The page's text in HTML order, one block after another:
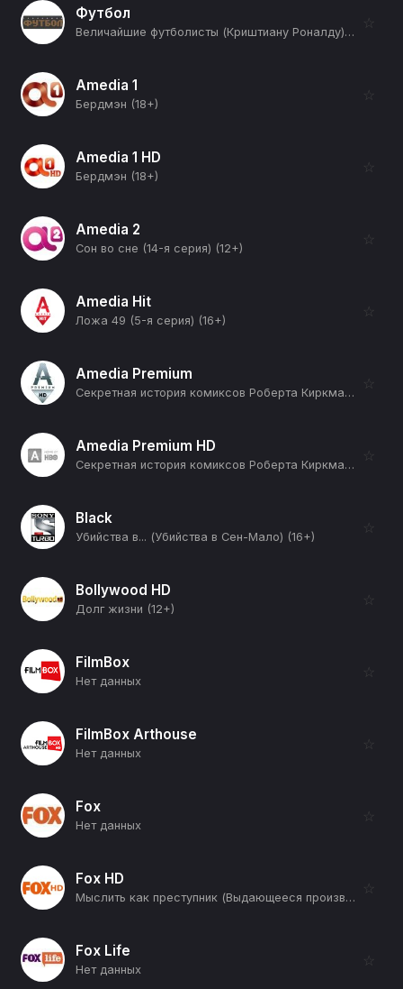
Футбол
Величайшие футболисты (Криштиану Роналду) (12+)
☆
Amedia 1
Бердмэн (18+)
☆
Amedia 1 HD
Бердмэн (18+)
☆
Amedia 2
Сон во сне (14-я серия) (12+)
☆
Amedia Hit
Ложа 49 (5-я серия) (16+)
☆
Amedia Premium
Секретная история комиксов Роберта Киркмана (Великие отбросы - создатели Marvel) (12+)
☆
Amedia Premium HD
Секретная история комиксов Роберта Киркмана (Великие отбросы - создатели Marvel) (12+)
☆
Black
Убийства в... (Убийства в Сен-Мало) (16+)
☆
Bollywood HD
Долг жизни (12+)
☆
FilmBox
Нет данных
☆
FilmBox Arthouse
Нет данных
☆
Fox
Нет данных
☆
Fox HD
Мыслить как преступник (Выдающееся произведение) (12+)
☆
Fox Life
Нет данных
☆